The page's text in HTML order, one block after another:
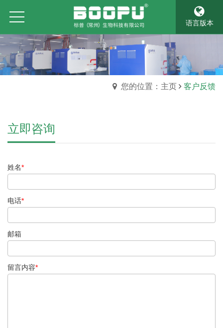
语言版本
您的位置：主页 客户反馈
立即咨询
姓名*
电话*
邮箱
留言内容*